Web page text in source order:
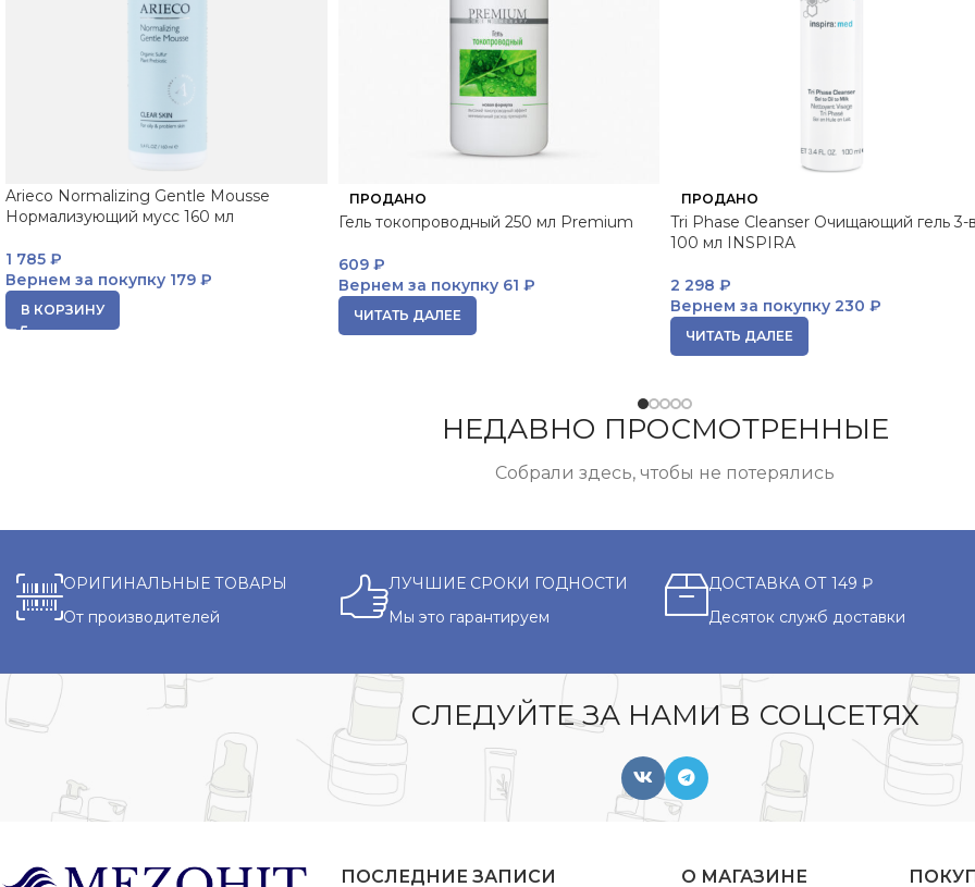
Arieco Normalizing Gentle Mousse
Нормализующий мусс 160 мл
1 785 ₽
Вернем за покупку 179 ₽
В КОРЗИНУ
ПРОДАНО
Гель токопроводный 250 мл Premium
609 ₽
Вернем за покупку61 ₽
ЧИТАТЬ ДАЛЕЕ
ПРОДАНО
Tri Phase Cleanser Очищающий гель 3-
100 мл INSPIRA
2 298 ₽
Вернем за покупку 230 ₽
ЧИТАТЬ ДАЛЕЕ
НЕДАВНО ПРОСМОТРЕННЫЕ
Собрали здесь, чтобы не потерялись
ОРИГИНАЛЬНЫЕ ТОВАРЫ
От производителей
ЛУЧШИЕ СРОКИ ГОДНОСТИ
Мы это гарантируем
ДОСТАВКА ОТ 149 ₽
Десяток служб доставки
СЛЕДУЙТЕ ЗА НАМИ В СОЦСЕТЯХ
ПОСЛЕДНИЕ ЗАПИСИ О МАГАЗИНЕ